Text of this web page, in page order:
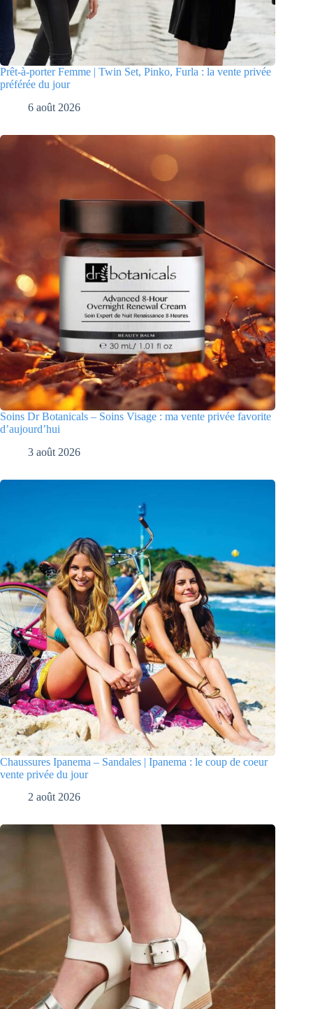
Prêt-à-porter Femme | Twin Set, Pinko, Furla : la vente privée
préférée du jour
6 août 2026
Soins Dr Botanicals – Soins Visage : ma vente privée favorite
d’aujourd’hui
3 août 2026
Chaussures Ipanema – Sandales | Ipanema : le coup de coeur
vente privée du jour
2 août 2026